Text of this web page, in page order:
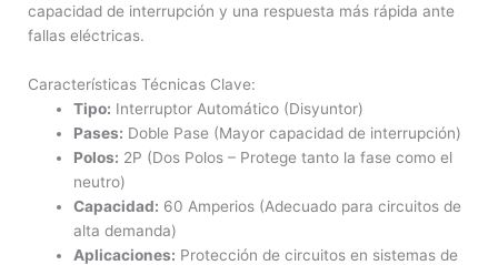
capacidad de interrupción y una respuesta más rápida ante
fallas eléctricas.
Características Técnicas Clave:
Tipo: Interruptor Automático (Disyuntor)
Pases: Doble Pase (Mayor capacidad de interrupción)
Polos: 2P (Dos Polos – Protege tanto la fase como el
neutro)
Capacidad: 60 Amperios (Adecuado para circuitos de
alta demanda)
Aplicaciones: Protección de circuitos en sistemas de